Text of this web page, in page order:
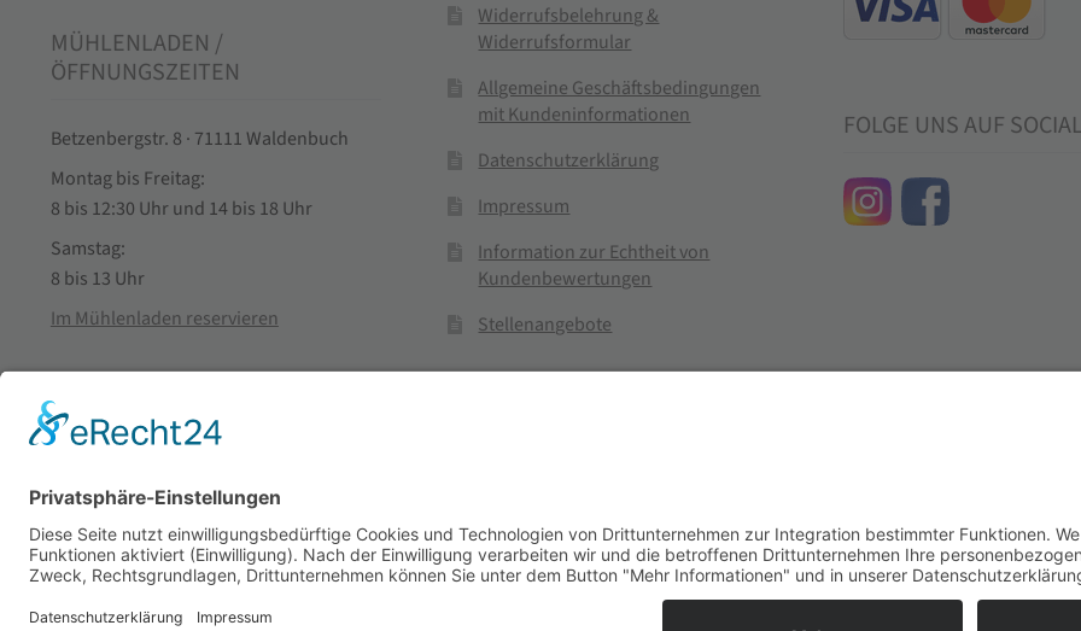
MÜHLENLADEN /
ÖFFNUNGSZEITEN
Betzenbergstr. 8 · 71111 Waldenbuch
Montag bis Freitag:
8 bis 12:30 Uhr und 14 bis 18 Uhr
Samstag:
8 bis 13 Uhr
Im Mühlenladen reservieren
Widerrufsbelehrung &
Widerrufsformular
Allgemeine Geschäftsbedingungen
mit Kundeninformationen
Datenschutzerklärung
Impressum
Information zur Echtheit von
Kundenbewertungen
Stellenangebote
FOLGE UNS AUF
© Stadtmühle Waldenbuch 2026– Dein zuverlässiger Partner im Landhandel für hochwertige Futtermittel, Saatgut,
Alle Preise inkl. der gesetzlichen MwSt. Die durchgestrichenen Preise entsprechen dem bisherigen Preis in diesem Online-Shop.